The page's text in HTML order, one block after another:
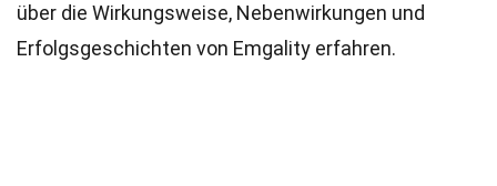
über die Wirkungsweise, Nebenwirkungen und
Erfolgsgeschichten von Emgality erfahren.